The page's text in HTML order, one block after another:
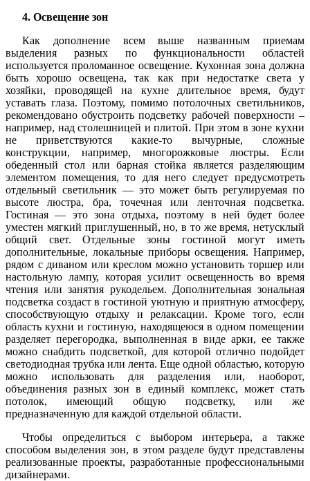
4. Освещение зон
Как дополнение всем выше названным приемам
выделения разных по функциональности областей
используется проломанное освещение. Кухонная зона должна
быть хорошо освещена, так как при недостатке света у
хозяйки, проводящей на кухне длительное время, будут
уставать глаза. Поэтому, помимо потолочных светильников,
рекомендовано обустроить подсветку рабочей поверхности –
например, над столешницей и плитой. При этом в зоне кухни
не приветствуются какие-то вычурные, сложные
конструкции, например, многорожковые люстры. Если
обеденный стол или барная стойка является разделяющим
элементом помещения, то для него следует предусмотреть
отдельный светильник — это может быть регулируемая по
высоте люстра, бра, точечная или ленточная подсветка.
Гостиная — это зона отдыха, поэтому в ней будет более
уместен мягкий приглушенный, но, в то же время, нетусклый
общий свет. Отдельные зоны гостиной могут иметь
дополнительные, локальные приборы освещения. Например,
рядом с диваном или креслом можно установить торшер или
настольную лампу, которая усилит освещенность во время
чтения или занятия рукодельем. Дополнительная зональная
подсветка создаст в гостиной уютную и приятную атмосферу,
способствующую отдыху и релаксации. Кроме того, если
область кухни и гостиную, находящеюся в одном помещении
разделяет перегородка, выполненная в виде арки, ее также
можно снабдить подсветкой, для которой отлично подойдет
светодиодная трубка или лента. Еще одной областью, которую
можно использовать для разделения или, наоборот,
объединения разных зон в единый комплекс, может стать
потолок, имеющий общую подсветку, или же
предназначенную для каждой отдельной области.
Чтобы определиться с выбором интерьера, а также
способом выделения зон, в этом разделе будут представлены
реализованные проекты, разработанные профессиональными
дизайнерами.